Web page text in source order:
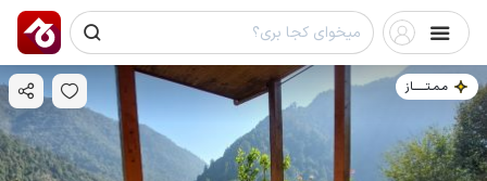
مـمـتــــــاز